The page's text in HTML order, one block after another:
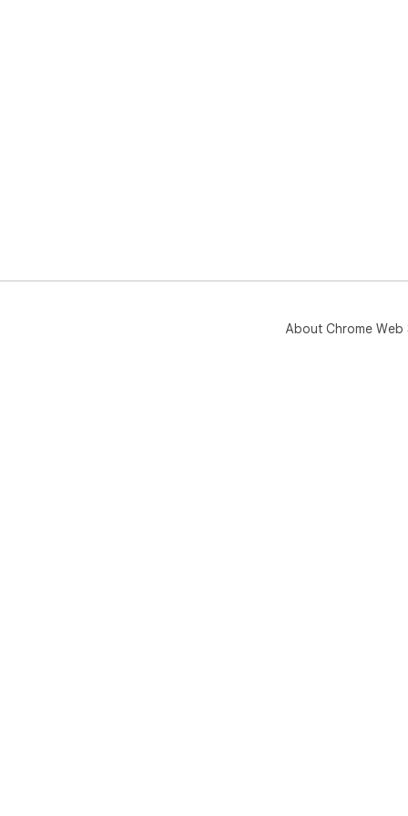
About Chrome Web